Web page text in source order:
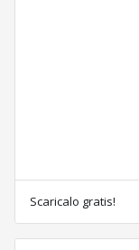
Scaricalo gratis!